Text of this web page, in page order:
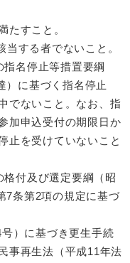
たすこと。
する者でないこと。
名停止等措置要綱
）に基づく指名停止
でないこと。なお、指
加申込受付の期限日か
止を受けていないこと
付及び選定要綱（昭
7条第2項の規定に基づ
）に基づき更生手続
事再生法（平成11年法